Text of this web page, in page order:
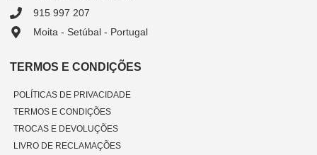
915 997 207
Moita - Setúbal - Portugal
TERMOS E CONDIÇÕES
POLÍTICAS DE PRIVACIDADE
TERMOS E CONDIÇÕES
TROCAS E DEVOLUÇÕES
LIVRO DE RECLAMAÇÕES